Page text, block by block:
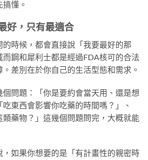
懂。
好，只有最適合
時候，都會直接說「我要最好的那
鋼和犀利士都是經過FDA核可的合法
差別在於你自己的生活型態和需求。
問題：「你是要約會當天用、還是想
東西會影響你吃藥的時間嗎？」、
類藥物？」這幾個問題問完，大概就能
如果你想要的是「有計畫性的親密時